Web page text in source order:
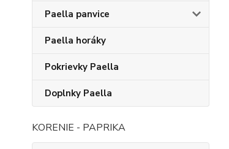
Paella panvice
Paella horáky
Pokrievky Paella
Doplnky Paella
KORENIE - PAPRIKA